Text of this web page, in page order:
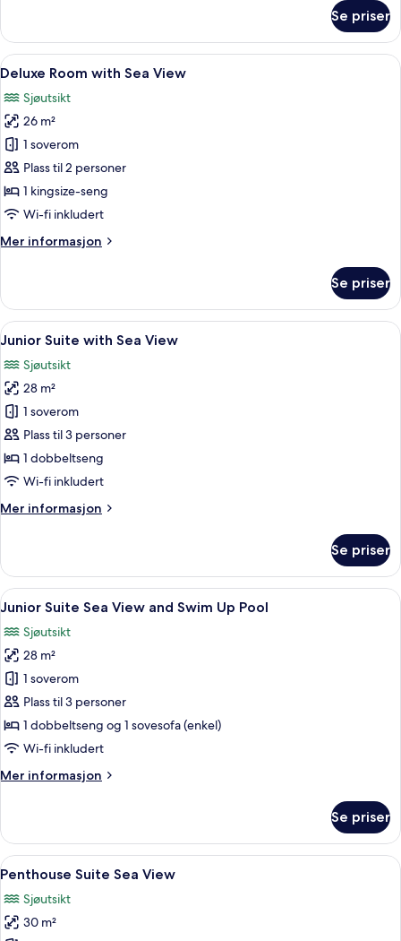
Room
Sea
View
Swim
Up
Pool
Se priser
Åpne
alle
bildene
av
Deluxe
Room
with
Sea
Deluxe Room with Sea View | Safe
9
Deluxe Room with Sea View
Sjøutsikt
26 m²
1 soverom
Plass til 2 personer
1 kingsize-seng
Wi-fi inkludert
Mer informasjon
Mer
Room
with
Sea
Se priser
Åpne
alle
bildene
av
Junior
Suite
with
Sea
Safe på rommet, wi-fi (inkludert) og
5
Junior Suite with Sea View
Sjøutsikt
28 m²
1 soverom
Plass til 3 personer
1 dobbeltseng
Wi-fi inkludert
Mer informasjon
Mer
Suite
with
Sea
Se priser
Åpne
alle
bildene
av
Junior
Suite
Sea
View
Swim
Safe på rommet, wi-fi (inkludert) og
5
Junior Suite Sea View and Swim Up Pool
Sjøutsikt
28 m²
1 soverom
Plass til 3 personer
1 dobbeltseng og 1 sovesofa (enkel)
Wi-fi inkludert
Mer informasjon
Mer
Suite
Sea
View
Swim
Up
Pool
Se priser
Åpne
alle
bildene
av
Penthouse Suite Sea View | Safe på
6
Penthouse Suite Sea View
Sjøutsikt
30 m²